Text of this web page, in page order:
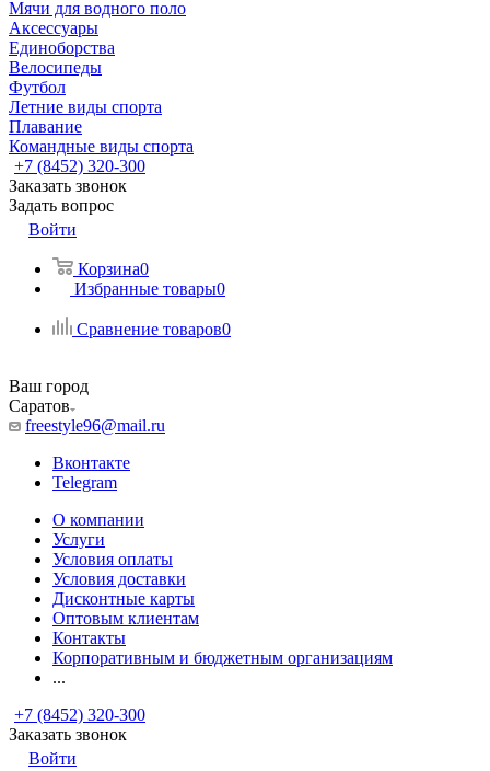
Мячи для водного поло
Аксессуары
Единоборства
Велосипеды
Футбол
Летние виды спорта
Плавание
Командные виды спорта
+7 (8452) 320-300
Заказать звонок
Задать вопрос
Войти
Корзина0
Избранные товары0
Сравнение товаров0
Ваш город
Саратов
freestyle96@mail.ru
Вконтакте
Telegram
О компании
Услуги
Условия оплаты
Условия доставки
Дисконтные карты
Оптовым клиентам
Контакты
Корпоративным и бюджетным организациям
...
+7 (8452) 320-300
Заказать звонок
Войти